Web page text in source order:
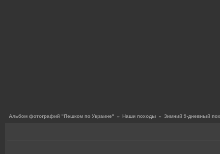
Альбом фотографий "Пешком по Украине" » Наши походы » Зимний 9-дневный